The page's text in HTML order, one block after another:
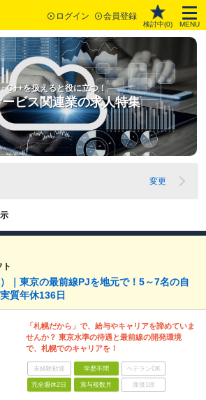
ログイン 会員登録
検討中(0) MENU
C++を扱えると役に立つ！
ビス関連業の求人特集
変更
ト
｜東京の最前線PJを地元で！5～7名の自
質年休136日
「札幌だから」で、給与やキャリアを諦めていま
せんか？ 東京水準の待遇と最前線の開発環境
で、札幌でのキャリアを！
未経験歓迎 学歴不問 ベテランOK
完全週休2日 賞与複数月 面接1回